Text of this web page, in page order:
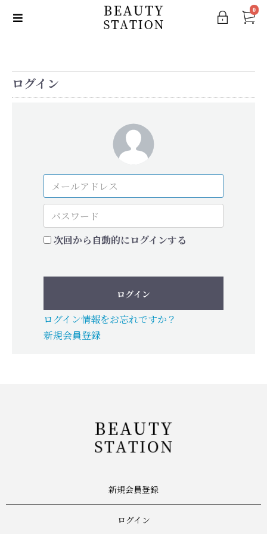
0
ログイン
次回から自動的にログインする
ログイン
ログイン情報をお忘れですか？
新規会員登録
新規会員登録
ログイン